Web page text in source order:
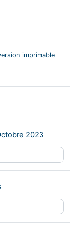
imprimable
2023Ressource